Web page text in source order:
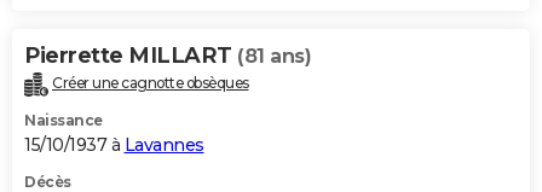
Pierrette MILLART (81 ans)
Créer une cagnotte obsèques
Naissance
15/10/1937 à Lavannes
Décès